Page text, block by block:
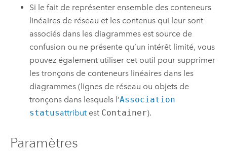
Si le fait de représenter ensemble des conteneurs
linéaires de réseau et les contenus qui leur sont
associés dans les diagrammes est source de
confusion ou ne présente qu’un intérêt limité, vous
pouvez également utiliser cet outil pour supprimer
les tronçons de conteneurs linéaires dans les
diagrammes (lignes de réseau ou objets de
tronçons dans lesquels l’Association
statusattribut est Container).
Paramètres